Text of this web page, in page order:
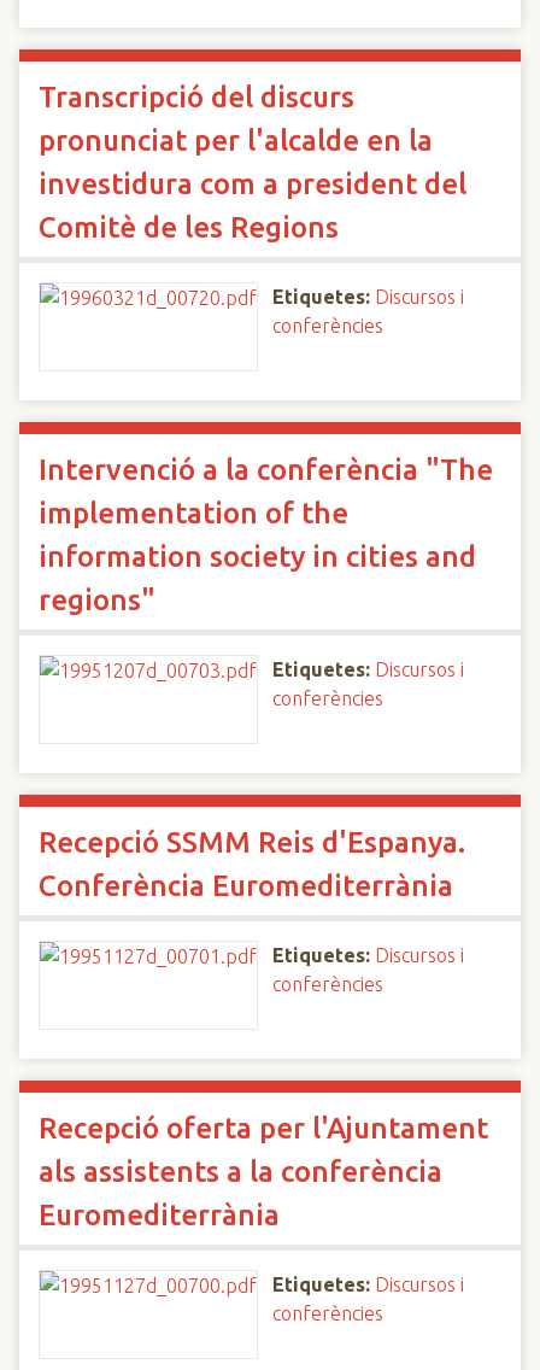
Transcripció del discurs
pronunciat per l'alcalde en la
investidura com a president del
Comitè de les Regions
Etiquetes: Discursos i
conferències
Intervenció a la conferència "The
implementation of the
information society in cities and
regions"
Etiquetes: Discursos i
conferències
Recepció SSMM Reis d'Espanya.
Conferència Euromediterrània
Etiquetes: Discursos i
conferències
Recepció oferta per l'Ajuntament
als assistents a la conferència
Euromediterrània
Etiquetes: Discursos i
conferències